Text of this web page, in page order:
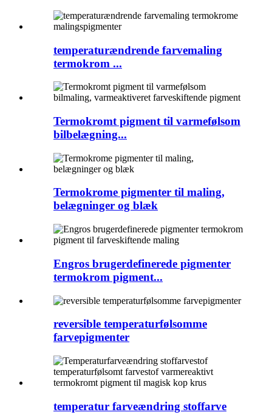
temperaturændrende farvemaling
termokrom ...
Termokromt pigment til varmefølsom
bilbelægning...
Termokrome pigmenter til maling,
belægninger og blæk
Engros brugerdefinerede pigmenter
termokrom pigment...
reversible temperaturfølsomme
farvepigmenter
temperatur farveændring stoffarve